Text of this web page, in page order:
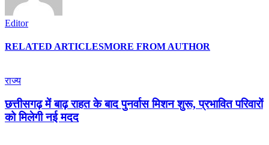
Editor
RELATED ARTICLESMORE FROM AUTHOR
राज्य
छत्तीसगढ़ में बाढ़ राहत के बाद पुनर्वास मिशन शुरू, प्रभावित परिवारों
को मिलेगी नई मदद